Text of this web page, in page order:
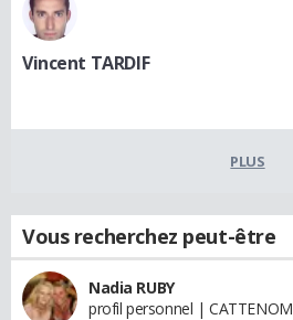
Vincent TARDIF
PLUS
Vous recherchez peut-être
Nadia RUBY
profil personnel | CATTENOM